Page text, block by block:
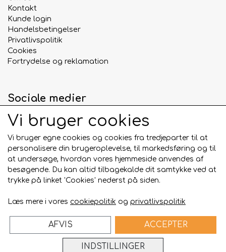
Kontakt
Kunde login
Handelsbetingelser
Privatlivspolitik
Cookies
Fortrydelse og reklamation
Sociale medier
Betalingskort
Bygget på ideal.shop
Vi bruger cookies
Vi bruger egne cookies og cookies fra tredjeparter til at
personalisere din brugeroplevelse, til markedsføring og til
at undersøge, hvordan vores hjemmeside anvendes af
besøgende. Du kan altid tilbagekalde dit samtykke ved at
trykke på linket 'Cookies' nederst på siden.
Læs mere i vores cookiepolitik og privatlivspolitik
INDSTILLINGER
AFVIS ACCEPTER